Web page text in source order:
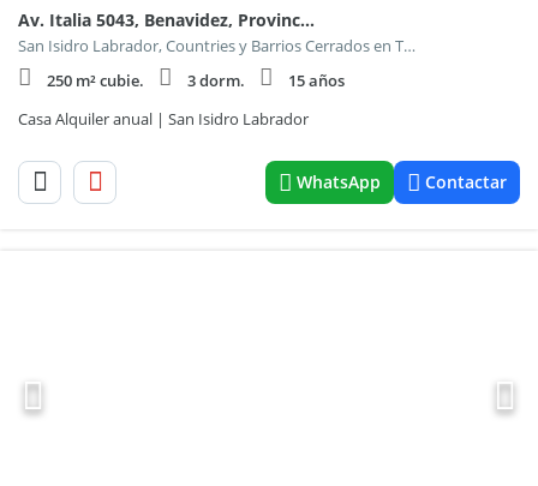
Av. Italia 5043, Benavidez, Provincia de Buenos Aires
San Isidro Labrador, Countries y Barrios Cerrados en Tigre
250 m² cubie.
3 dorm.
15 años
Casa Alquiler anual | San Isidro Labrador
WhatsApp Contactar